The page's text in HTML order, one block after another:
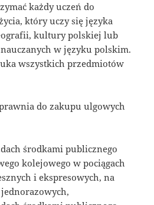
każdy uczeń do
który uczy się języka
kultury polskiej lub
w języku polskim.
wszystkich przedmiotów
do zakupu ulgowych
środkami publicznego
kolejowego w pociągach
i ekspresowych, na